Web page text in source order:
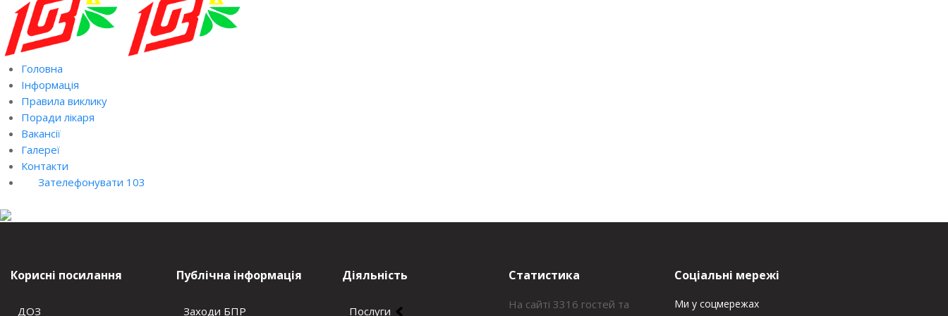
Головна
Інформація
Правила виклику
Поради лікаря
Вакансії
Галереї
Контакти
Зателефонувати 103
Корисні посилання
ДОЗ
Публічна інформація
Заходи БПР
Діяльність
Послуги
Статистика
На сайті 3316 гостей та
Соціальні мережі
Ми у соцмережах